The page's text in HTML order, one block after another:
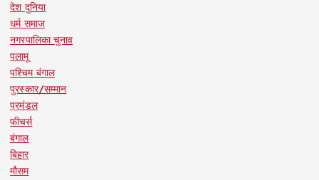
देश दुनिया
धर्म समाज
नगरपालिका चुनाव
पलामू
पश्चिम बंगाल
पुरस्कार/सम्मान
प्रमंडल
फीचर्स
बंगाल
बिहार
मौसम